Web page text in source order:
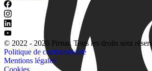
© 2022 - 2026 Pirnar. Tous les droits sont
Politique de confidentialité
Mentions légales
Cookies